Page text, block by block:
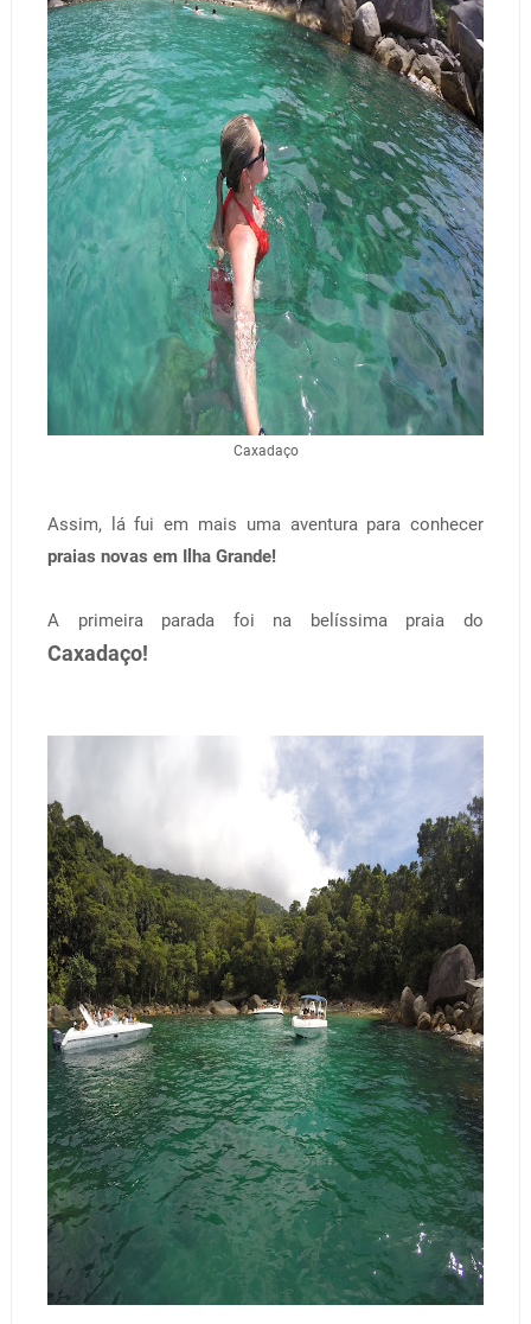
Caxadaço
Assim, lá fui em mais uma aventura para conhecer
praias novas em Ilha Grande!
A primeira parada foi na belíssima praia do
Caxadaço!